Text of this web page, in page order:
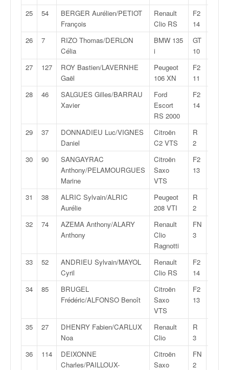
25
54
BERGER Aurélien/PETIOT
François
Renault
Clio RS
F2
14
26 7
RIZO Thomas/DERLON
Célia
BMW 135
i
GT
10
27 127
ROY Bastien/LAVERNHE
Gaël
Peugeot
106 XN
F2
11
28 46
SALGUES Gilles/BARRAU
Xavier
Ford
Escort
RS 2000
F2
14
29 37
DONNADIEU Luc/VIGNES
Daniel
Citroën
C2 VTS
R
2
30 90
SANGAYRAC
Anthony/PELAMOURGUES
Marine
Citroën
Saxo
VTS
F2
13
31 38
ALRIC Sylvain/ALRIC
Aurélie
Peugeot
208 VTI
R
2
32 74
AZEMA Anthony/ALARY
Anthony
Renault
Clio
Ragnotti
FN
3
33 52
ANDRIEU Sylvain/MAYOL
Cyril
Renault
Clio RS
F2
14
34 85
BRUGEL
Frédéric/ALFONSO Benoît
Citroën
Saxo
VTS
F2
13
35 27
DHENRY Fabien/CARLUX
Noa
Renault
Clio
R
3
36 114
DEIXONNE
Charles/PAILLOUX-
Citroën
Saxo
FN
2